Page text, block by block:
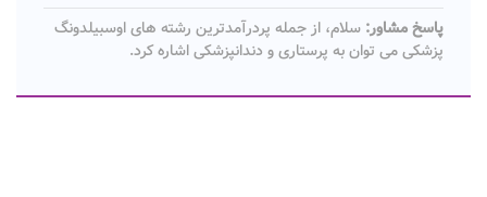
پاسخ مشاور: سلام، از جمله پردرآمدترین رشته های اوسبیلدونگ
پزشکی می توان به پرستاری و دندانپزشکی اشاره کرد.